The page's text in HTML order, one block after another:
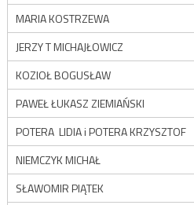
MARIA KOSTRZEWA
JERZY T MICHAJŁOWICZ
KOZIOŁ BOGUSŁAW
PAWEŁ ŁUKASZ ZIEMIAŃSKI
POTERA LIDIA i POTERA KRZYSZTOF
NIEMCZYK MICHAŁ
SŁAWOMIR PIĄTEK